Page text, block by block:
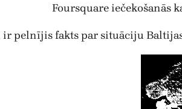
Foursquare iečekošanās
ir pelnījis fakts par situāciju